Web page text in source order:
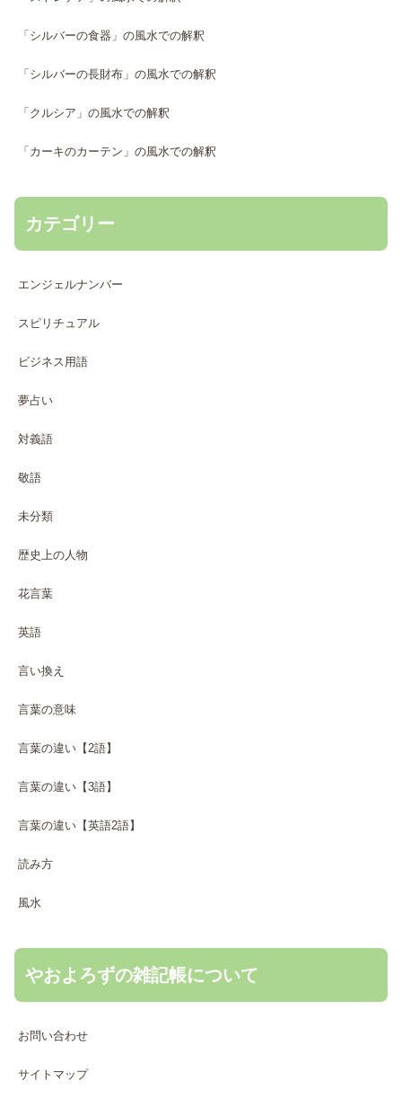
「シルバーの食器」の風水での解釈
「シルバーの長財布」の風水での解釈
「クルシア」の風水での解釈
「カーキのカーテン」の風水での解釈
カテゴリー
エンジェルナンバー
スピリチュアル
ビジネス用語
夢占い
対義語
敬語
未分類
歴史上の人物
花言葉
英語
言い換え
言葉の意味
言葉の違い【2語】
言葉の違い【3語】
言葉の違い【英語2語】
読み方
風水
やおよろずの雑記帳について
お問い合わせ
サイトマップ